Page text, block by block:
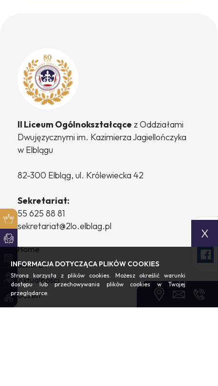
II Liceum Ogólnokształcące z Oddziałami
Dwujęzycznymi im. Kazimierza Jagiellończyka
w Elblągu
82-300 Elbląg, ul. Królewiecka 42
Sekretariat:
55 625 88 81
sekretariat@2lo.elblag.pl
Home
Szkoła
Aktualności
Uczeń
Rodzic
X
INFORMACJA DOTYCZĄCA PLIKÓW COOKIES
Strona korzysta z plików cookies. Możesz określić warunki
dostępu lub przechowywania plików cookies w Twojej
przeglądarce.